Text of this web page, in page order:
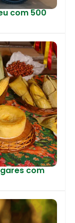
com 500
com